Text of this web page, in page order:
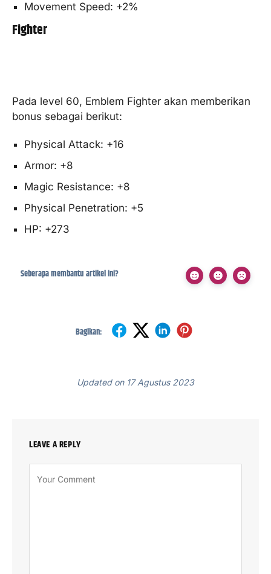
Movement Speed: +2%
Fighter
Pada level 60, Emblem Fighter akan memberikan
bonus sebagai berikut:
Physical Attack: +16
Armor: +8
Magic Resistance: +8
Physical Penetration: +5
HP: +273
Seberapa membantu artikel ini?
Bagikan:
Updated on 17 Agustus 2023
LEAVE A REPLY